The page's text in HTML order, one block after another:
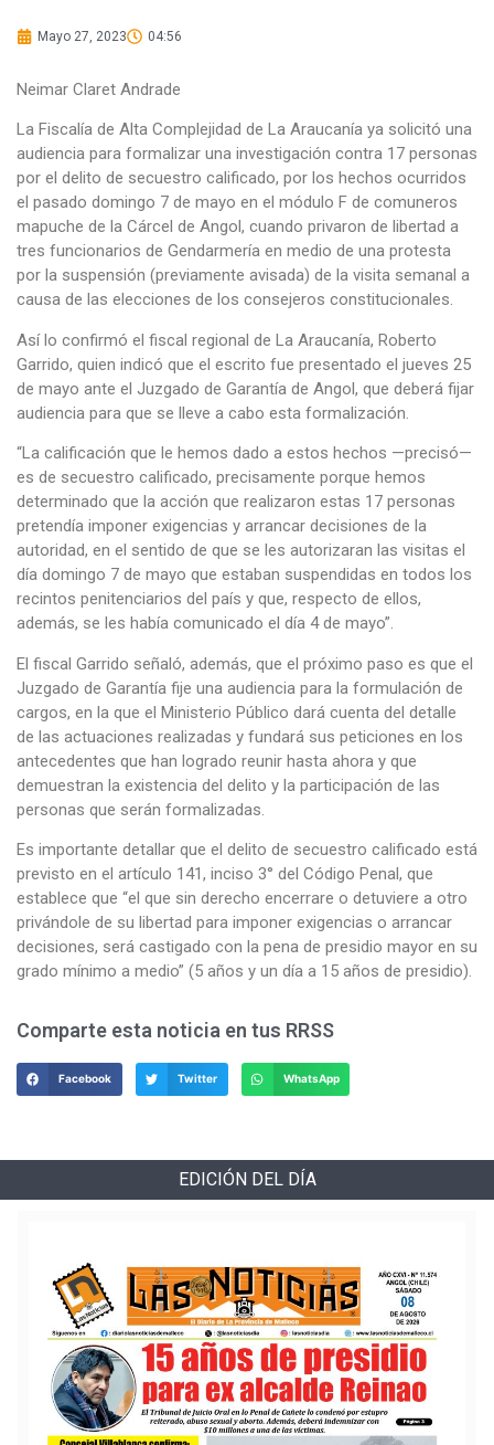
Mayo 27, 2023 04:56
Neimar Claret Andrade
La Fiscalía de Alta Complejidad de La Araucanía ya solicitó una
audiencia para formalizar una investigación contra 17 personas
por el delito de secuestro calificado, por los hechos ocurridos
el pasado domingo 7 de mayo en el módulo F de comuneros
mapuche de la Cárcel de Angol, cuando privaron de libertad a
tres funcionarios de Gendarmería en medio de una protesta
por la suspensión (previamente avisada) de la visita semanal a
causa de las elecciones de los consejeros constitucionales.
Así lo confirmó el fiscal regional de La Araucanía, Roberto
Garrido, quien indicó que el escrito fue presentado el jueves 25
de mayo ante el Juzgado de Garantía de Angol, que deberá fijar
audiencia para que se lleve a cabo esta formalización.
“La calificación que le hemos dado a estos hechos —precisó—
es de secuestro calificado, precisamente porque hemos
determinado que la acción que realizaron estas 17 personas
pretendía imponer exigencias y arrancar decisiones de la
autoridad, en el sentido de que se les autorizaran las visitas el
día domingo 7 de mayo que estaban suspendidas en todos los
recintos penitenciarios del país y que, respecto de ellos,
además, se les había comunicado el día 4 de mayo”.
El fiscal Garrido señaló, además, que el próximo paso es que el
Juzgado de Garantía fije una audiencia para la formulación de
cargos, en la que el Ministerio Público dará cuenta del detalle
de las actuaciones realizadas y fundará sus peticiones en los
antecedentes que han logrado reunir hasta ahora y que
demuestran la existencia del delito y la participación de las
personas que serán formalizadas.
Es importante detallar que el delito de secuestro calificado está
previsto en el artículo 141, inciso 3° del Código Penal, que
establece que “el que sin derecho encerrare o detuviere a otro
privándole de su libertad para imponer exigencias o arrancar
decisiones, será castigado con la pena de presidio mayor en su
grado mínimo a medio” (5 años y un día a 15 años de presidio).
Comparte esta noticia en tus RRSS
Facebook Twitter WhatsApp
EDICIÓN DEL DÍA